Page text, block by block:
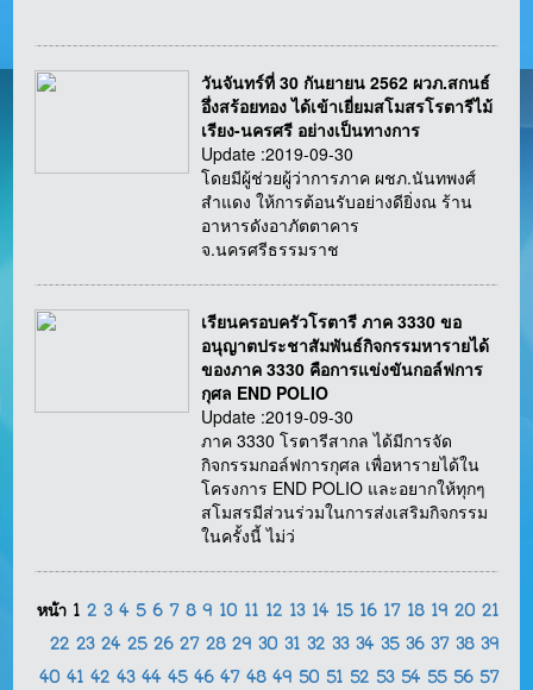
วันจันทร์ที่ 30 กันยายน 2562 ผวภ.สกนธ์
อึ่งสร้อยทอง ได้เข้าเยี่ยมสโมสรโรตารีไม้
เรียง-นครศรี อย่างเป็นทางการ
Update :2019-09-30
โดยมีผู้ช่วยผู้ว่าการภาค ผชภ.นันทพงศ์
สำแดง ให้การต้อนรับอย่างดียิ่งณ ร้าน
อาหารดังอาภัตตาคาร
จ.นครศรีธรรมราช
เรียนครอบครัวโรตารี ภาค 3330 ขอ
อนุญาตประชาสัมพันธ์กิจกรรมหารายได้
ของภาค 3330 คือการแข่งขันกอล์ฟการ
กุศล END POLIO
Update :2019-09-30
ภาค 3330 โรตารีสากล ได้มีการจัด
กิจกรรมกอล์ฟการกุศล เพื่อหารายได้ใน
โครงการ END POLIO และอยากให้ทุกๆ
สโมสรมีส่วนร่วมในการส่งเสริมกิจกรรม
ในครั้งนี้ ไม่ว่
หน้า 1 2 3 4 5 6 7 8 9 10 11 12 13 14 15 16 17 18 19 20 21
22 23 24 25 26 27 28 29 30 31 32 33 34 35 36 37 38 39
40 41 42 43 44 45 46 47 48 49 50 51 52 53 54 55 56 57